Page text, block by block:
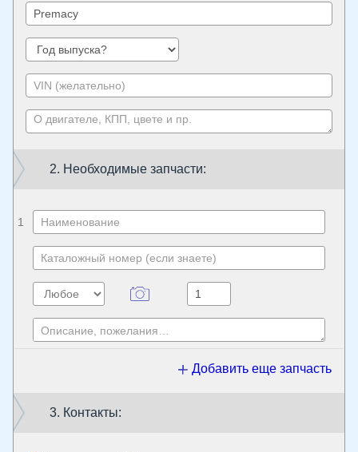
2. Необходимые запчасти:
1
Добавить еще запчасть
3. Контакты: